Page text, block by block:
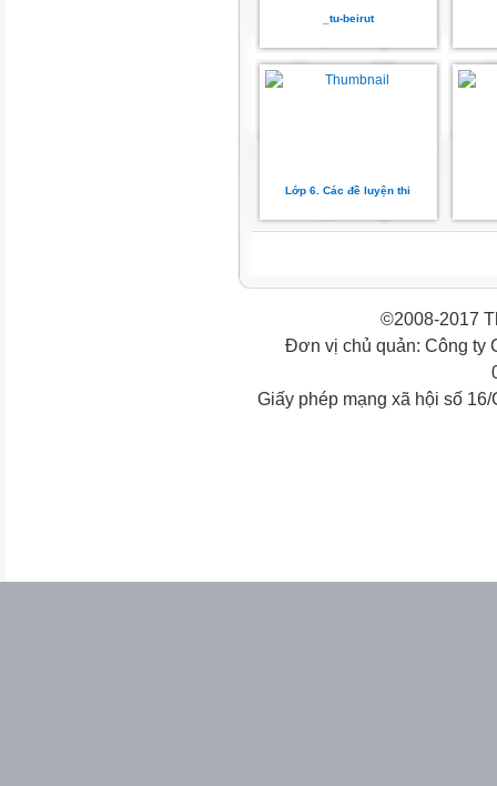
_tu-beirut
Lớp 6. Các đề luyện thi
©2008-2017
Đơn vị chủ quản: Công ty
Giấy phép mạng xã hội số